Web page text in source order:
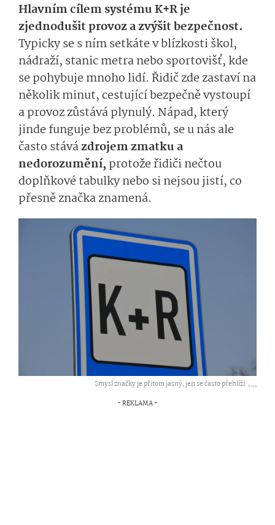
Hlavním cílem systému K+R je
zjednodušit provoz a zvýšit bezpečnost.
Typicky se s ním setkáte v blízkosti škol,
nádraží, stanic metra nebo sportovišť, kde
se pohybuje mnoho lidí. Řidič zde zastaví na
několik minut, cestující bezpečně vystoupí
a provoz zůstává plynulý. Nápad, který
jinde funguje bez problémů, se u nás ale
často stávázdrojem zmatku a
nedorozumění,protože řidiči nečtou
doplňkové tabulky nebo si nejsou jistí, co
přesně značka znamená.
Smysl značky je přitom jasný, jen se často přehlíží. ,...